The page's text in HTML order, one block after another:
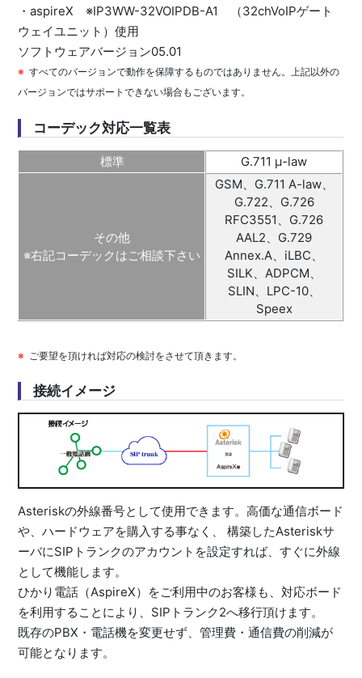
・aspireX ※IP3WW-32VOIPDB-A1 （32chVoIPゲート
ウェイユニット）使用
ソフトウェアバージョン05.01
すべてのバージョンで動作を保障するものではありません。上記以外の
バージョンではサポートできない場合もございます。
コーデック対応一覧表
標準 G.711 μ-law
その他
※右記コーデックはご相談下さい
GSM、G.711 A-law、
G.722、G.726
RFC3551、G.726
AAL2、G.729
Annex.A、iLBC、
SILK、ADPCM、
SLIN、LPC-10、
Speex
ご要望を頂ければ対応の検討をさせて頂きます。
接続イメージ
Asteriskの外線番号として使用できます。高価な通信ボード
や、ハードウェアを購入する事なく、 構築したAsteriskサ
ーバにSIPトランクのアカウントを設定すれば、すぐに外線
として機能します。
ひかり電話（AspireX）をご利用中のお客様も、対応ボード
を利用することにより、SIPトランク2へ移行頂けます。
既存のPBX・電話機を変更せず、管理費・通信費の削減が
可能となります。